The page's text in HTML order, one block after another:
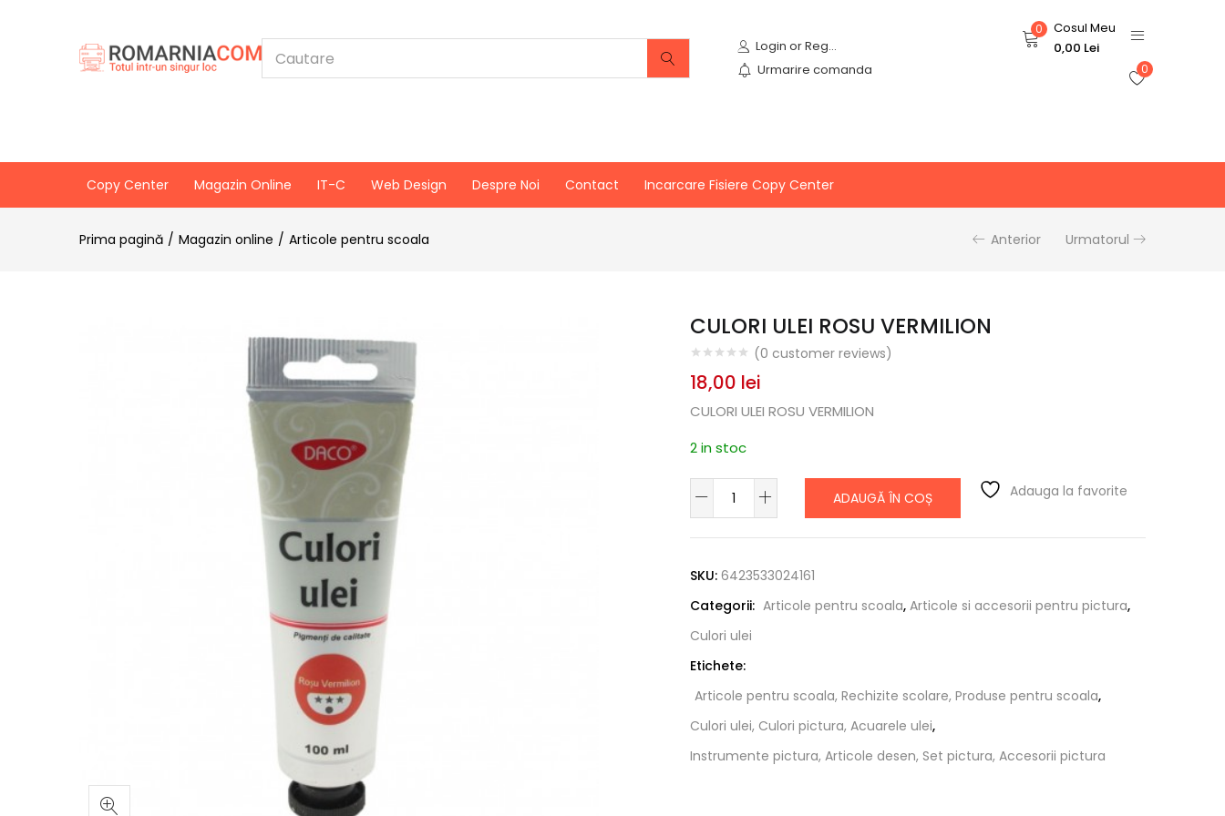
Login or Register
Urmarire comanda
0
Cosul Meu
0,00 Lei
0
Copy Center Magazin Online IT-C Web Design Despre Noi Contact Incarcare Fisiere Copy Center
Prima pagină Magazin online Articole pentru scoala Anterior Urmatorul
CULORI ULEI ROSU VERMILION
(0 customer reviews)
18,00 lei
CULORI ULEI ROSU VERMILION
2 in stoc
Cantitate
CULORI
ULEI
VERMILION
ADAUGĂ ÎN COȘ Adauga la favorite
SKU: 6423533024161
Categorii: Articole pentru scoala, Articole si accesorii pentru pictura,
Culori ulei
Etichete:
Articole pentru scoala, Rechizite scolare, Produse pentru scoala,
Culori ulei, Culori pictura, Acuarele ulei,
Instrumente pictura, Articole desen, Set pictura, Accesorii pictura